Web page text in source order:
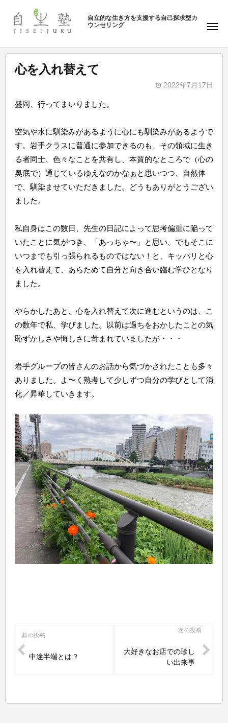
ン
自
塾
自立的な生き方を支援する自己探求型カ
ウンセリング
メ
ュ
ー
心を入れ替えて
2022年7月17日
y
生
塾
盛岡、行ってまいりました。
空気や水に馴染みがあるように心にも馴染みがあるようで
す。岩手クラスに普通に参加できるのも、その領域に生き
る者同士、色々なことを共有し、本質的なところで（心の
奥底で）通じているゆえなのかなぁと思いつつ、自然体
で、馴染ませていただきました。どうもありがとうござい
ました。
私自身はこの数日、先生の日記によって思考偏重に陥って
いたことに気がつき、「あっちゃ〜」と思い、でもそこに
いつまでも引っ張られるものではない！と、キッパリと心
を入れ替えて、あらためて自分と向き合い臨む学びとなり
ました。
やらかしたあと、心を入れ替えて次に進むというのは、こ
の数年で私、学びました。以前は過ちをおかしたことの気
恥ずかしさや悔しさに苛まれていましたが・・・
岩手グループの皆さんのお話から気づかされたことも多々
ありました。よ〜く熟考して少しずつ自分の学びとして消
化／昇華していきます。
投
稿
ー
前の投稿
中途半端とは？
次の投稿
大好きなお店での珍し
い出来事